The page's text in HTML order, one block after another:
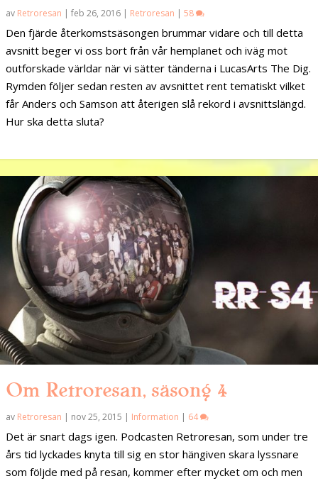
av Retroresan | feb 26, 2016 | Retroresan | 58
Den fjärde återkomstsäsongen brummar vidare och till detta
avsnitt beger vi oss bort från vår hemplanet och iväg mot
outforskade världar när vi sätter tänderna i LucasArts The Dig.
Rymden följer sedan resten av avsnittet rent tematiskt vilket
får Anders och Samson att återigen slå rekord i avsnittslängd.
Hur ska detta sluta?
Om Retroresan, säsong 4
av Retroresan | nov 25, 2015 | Information | 64
Det är snart dags igen. Podcasten Retroresan, som under tre
års tid lyckades knyta till sig en stor hängiven skara lyssnare
som följde med på resan, kommer efter mycket om och men